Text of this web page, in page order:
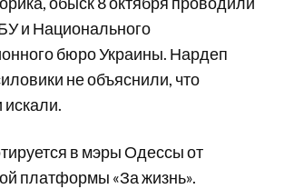
и Национального
бюро Украины. Нардеп
не объяснили, что
искали.
в мэры Одессы от
платформы «За жизнь».